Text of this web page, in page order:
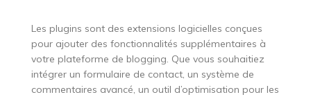
Les plugins sont des extensions logicielles conçues
pour ajouter des fonctionnalités supplémentaires à
votre plateforme de blogging. Que vous souhaitiez
intégrer un formulaire de contact, un système de
commentaires avancé, un outil d’optimisation pour les